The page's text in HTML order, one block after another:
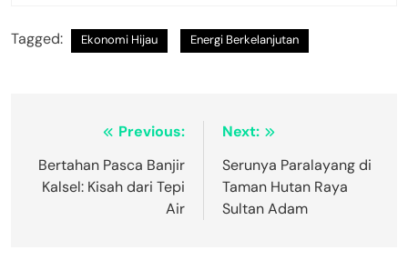
Tagged: Ekonomi Hijau Energi Berkelanjutan
Navigasi
pos
Previous:
Bertahan Pasca Banjir
Kalsel: Kisah dari Tepi
Air
Next:
Serunya Paralayang di
Taman Hutan Raya
Sultan Adam